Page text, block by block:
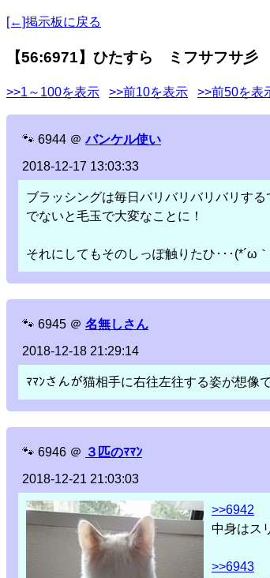
[←]掲示板に戻る
【56:6971】ひたすら ミフサフサ彡
>>1～100を表示 >>前10を表示 >>前50を表
🐾 6944 ＠ バンケル使い
2018-12-17 13:03:33
ブラッシングは毎日バリバリバリバリする
でないと毛玉で大変なことに！
それにしてもそのしっぽ触りたひ･･･(*´ω
🐾 6945 ＠ 名無しさん
2018-12-18 21:29:14
ﾏﾏﾝさんが猫相手に右往左往する姿が想像
🐾 6946 ＠ ３匹のﾏﾏﾝ
2018-12-21 21:03:03
>>6942
中身はス
>>6943